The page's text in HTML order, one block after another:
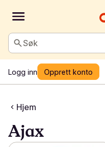
Søk
Logg inn Opprett konto
Hjem
Ajax